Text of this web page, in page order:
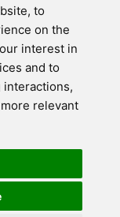
, to
on the
interest in
and to
interactions,
relevant
Ψηφιακής
από το
και την Κυπριακή